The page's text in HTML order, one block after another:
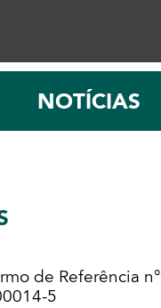
NOTÍCIAS
de Referência n°
5